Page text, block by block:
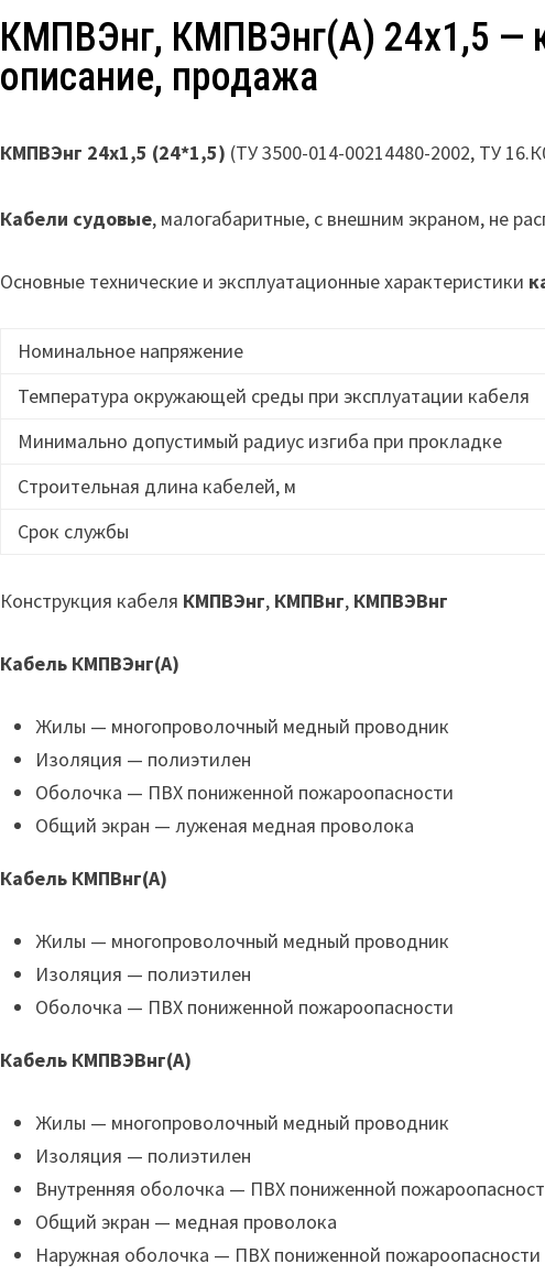
КМПВЭнг, КМПВЭнг(А) 24х1,5 —
описание, продажа
КМПВЭнг 24х1,5 (24*1,5) (ТУ 3500-014-00214480-2002, ТУ
Кабели судовые, малогабаритные, с внешним экраном, не
Основные технические и эксплуатационные характеристики
Номинальное напряжение
Температура окружающей среды при эксплуатации кабеля
Минимально допустимый радиус изгиба при прокладке
Строительная длина кабелей, м
Срок службы
Конструкция кабеля КМПВЭнг, КМПВнг, КМПВЭВнг
Кабель КМПВЭнг(А)
Жилы — многопроволочный медный проводник
Изоляция — полиэтилен
Оболочка — ПВХ пониженной пожароопасности
Общий экран — луженая медная проволока
Кабель КМПВнг(А)
Жилы — многопроволочный медный проводник
Изоляция — полиэтилен
Оболочка — ПВХ пониженной пожароопасности
Кабель КМПВЭВнг(А)
Жилы — многопроволочный медный проводник
Изоляция — полиэтилен
Внутренняя оболочка — ПВХ пониженной
Общий экран — медная проволока
Наружная оболочка — ПВХ пониженной пожароопасности